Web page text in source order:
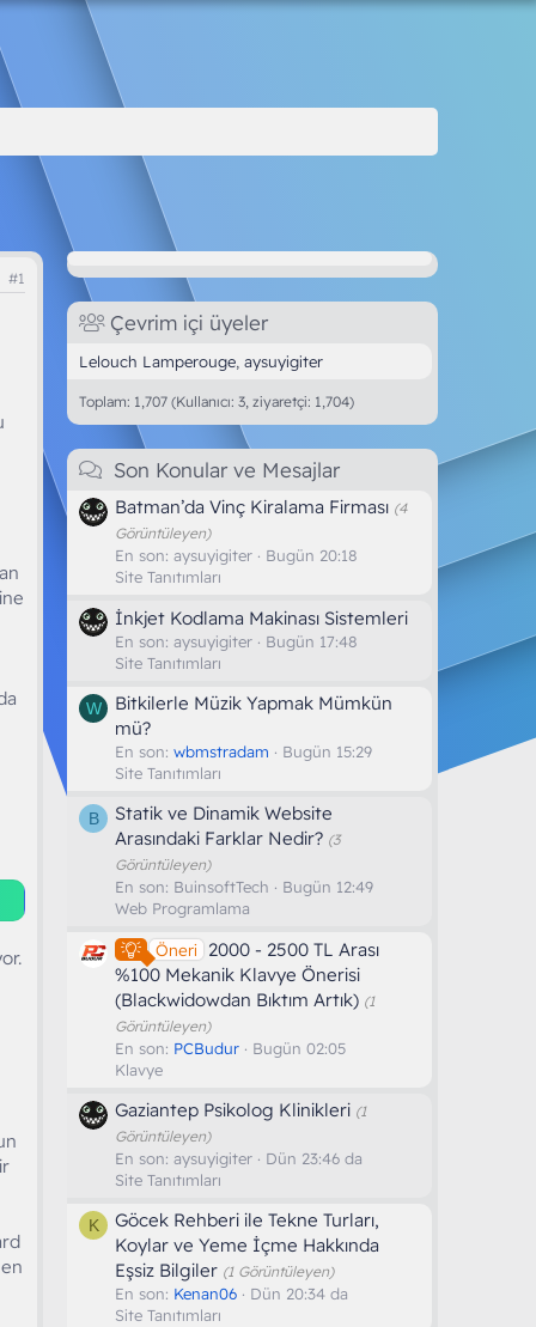
#1
Çevrim içi üyeler
Lelouch Lamperouge aysuyigiter
Toplam: 1,707 (Kullanıcı: 3, ziyaretçi: 1,704)
Son Konular ve Mesajlar
Batman’da Vinç Kiralama Firması (4
Görüntüleyen)
En son: aysuyigiter
Bugün 20:18
Site Tanıtımları
İnkjet Kodlama Makinası Sistemleri
En son: aysuyigiter
Bugün 17:48
Site Tanıtımları
W
Bitkilerle Müzik Yapmak Mümkün
mü?
En son: wbmstradam
Bugün 15:29
Site Tanıtımları
B
Statik ve Dinamik Website
Arasındaki Farklar Nedir? (3
Görüntüleyen)
En son: BuinsoftTech
Bugün 12:49
Web Programlama
Öneri
2000 - 2500 TL Arası
%100 Mekanik Klavye Önerisi
(Blackwidowdan Bıktım Artık) (1
Görüntüleyen)
En son: PCBudur
Bugün 02:05
Klavye
Gaziantep Psikolog Klinikleri (1
Görüntüleyen)
En son: aysuyigiter
Dün 23:46 da
Site Tanıtımları
K
Göcek Rehberi ile Tekne Turları,
Koylar ve Yeme İçme Hakkında
Eşsiz Bilgiler (1 Görüntüleyen)
En son: Kenan06
Dün 20:34 da
Site Tanıtımları